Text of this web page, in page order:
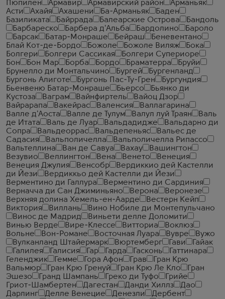
Пюпилен
Армавир Армавирский район
Арманьяк
Асти
Ахайя Ахашени Ба-Арманьяк
Баден
Базиликата
Байррада Балеарские Острова
Бандоль
Барбареско
Барбера д'Альба Бардолино
Бароло
Барсак
Батар-Монраше Бейраш
Беневентано
Блай Кот-де-Бордо
Божоле Божоле Виляж
Бока
Болгери
Болгери Сассикая
Болгери Супериоре
Бон
Бон Мар Борба Бордо Браматерра
Бруйи
Брунелло ди Монтальчино
Бургей
Бургенланд
Бургонь Алиготе
Бургонь Пас-Ту-Грен
Бургундия
Бьенвеню Батар-Монраше
Бьерсо
Бьянко ди
Кустоза
Ваграм Вайнфиртель
Вайоц Дзор
Вайрарапа
Вакейрас Валенсия
Валлагарина
Валле д'Аоста
Валле де Тулум Валул луй Траян
Валь
де Итата
Валь де Луар Вальдадидже
Вальдарно ди
Сопра
Вальдеоррас Вальдепеньяс
Вальес де
Садасия
Вальполичелла
Вальполичелла Рипассо
Вальтеллина
Ван де Савуа Вахау
Вашингтон
Везувио
Веллингтон Вена Венето
Венеция
Венеция Джулия
Венсобр
Вердиккио дей Кастелли
ди Йези
Вердиккьо дей Кастелли ди Йези
Верментино ди Галлура
Верментино ди Сардиния
Верначча ди Сан Джиминьяно
Верона
Веронезе
Верхняя долина Хемель-ен-Аарде
Вестерн Кейп
Виктория
Виллань
Вино Нобиле ди Монтепульчано
Винос де Мадрид
Виньети делле Доломити
Винью Верде
Вире-Клессе Витториа
Воклюз
Вольне
Вон-Романе Восточная Луара Вувре
Вужо
Вулканланд Штайермарк
Вюртемберг Гави
Гайак
Галилея
Галисия Гар Гарда Гасконь
Гаттинара
Геленджик
Гемме Гора Афон Грав
Гран Крю
Вальмюр
Гран Крю Гренуй Гран Крю Ле Кло
Гран
Эшезо
Гранд Шампань Греко ди Туфо
Грийе
Гриот-Шамбертен
Дагестан Данди Хиллз
Дао
Дарлинг
Делле Венецие Денезли
Дербент